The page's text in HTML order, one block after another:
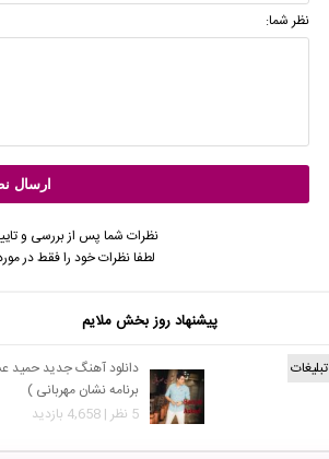
نظر شما:
نظرات شما پس از بررسی و
لطفا نظرات خود را فقط در
تبلیغات
پیشنهاد روز بخش ملایم
دانلود آهنگ جدید حمید
برنامه نشان مهربانی )
5 نظر | 4,658 بازدید